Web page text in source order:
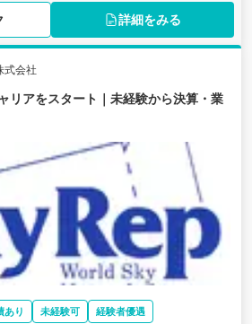
詳細をみる
式会社
リアをスタート｜未経験から決算・業
あり 未経験可
経験者優遇